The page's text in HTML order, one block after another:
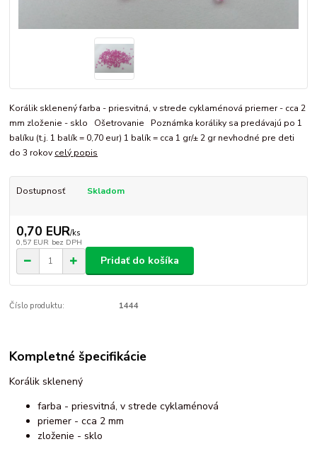
Korálik sklenený farba - priesvitná, v strede cyklaménová priemer - cca 2
mm zloženie - sklo Ošetrovanie Poznámka koráliky sa predávajú po 1
balíku (t.j. 1 balík = 0,70 eur) 1 balík = cca 1 gr/± 2 gr nevhodné pre deti
do 3 rokov celý popis
Dostupnosť Skladom
0,70 EUR/ks
0,57 EUR bez DPH
Pridať do košíka
Číslo produktu: 1444
Kompletné špecifikácie
Korálik sklenený
farba - priesvitná, v strede cyklaménová
priemer - cca 2 mm
zloženie - sklo